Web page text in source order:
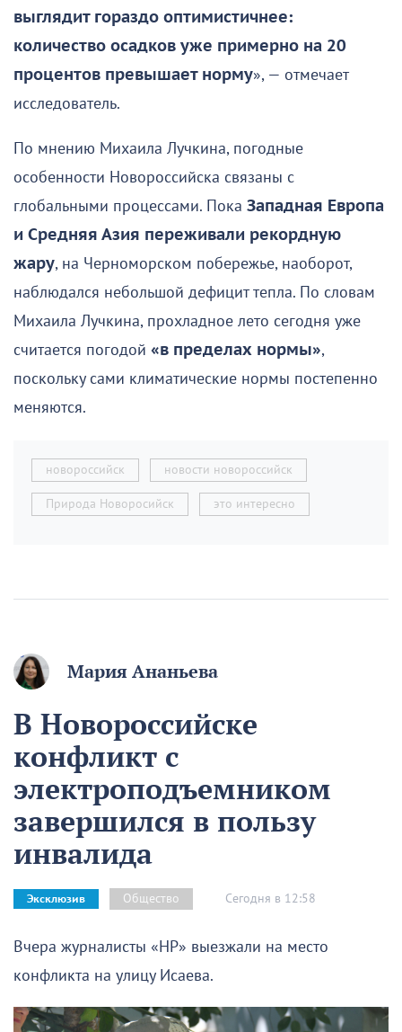
выглядит гораздо оптимистичнее:
количество осадков уже примерно на 20
процентов превышает норму», — отмечает
исследователь.
По мнению Михаила Лучкина, погодные
особенности Новороссийска связаны с
глобальными процессами. Пока Западная Европа
и Средняя Азия переживали рекордную
жару, на Черноморском побережье, наоборот,
наблюдался небольшой дефицит тепла. По словам
Михаила Лучкина, прохладное лето сегодня уже
считается погодой «в пределах нормы»,
поскольку сами климатические нормы постепенно
меняются.
новороссийск новости новороссийск
Природа Новоросийск это интересно
Мария Ананьева
В Новороссийске
конфликт с
электроподъемником
завершился в пользу
инвалида
Эксклюзив Общество Сегодня в 12:58
Вчера журналисты «НР» выезжали на место
конфликта на улицу Исаева.